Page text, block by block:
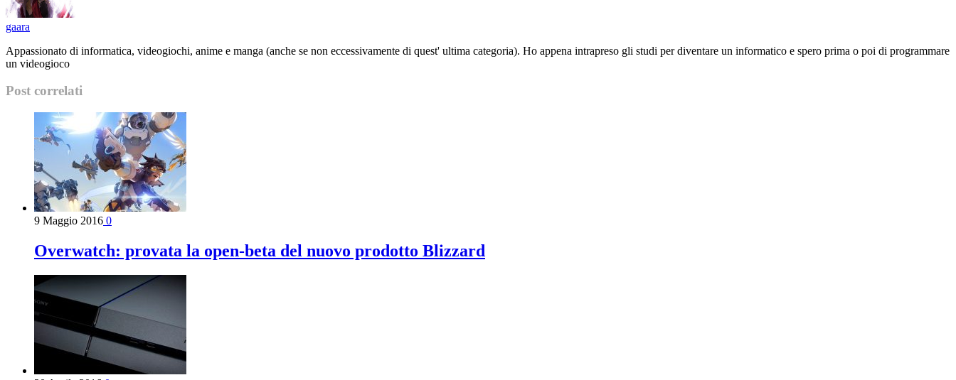
gaara
Appassionato di informatica, videogiochi, anime e manga (anche se non eccessivamente di quest' ultima categoria). Ho appena intrapreso gli studi per diventare un informatico e spero prima o poi di programmare
un videogioco
Post correlati
9 Maggio 2016 0
Overwatch: provata la open-beta del nuovo prodotto Blizzard